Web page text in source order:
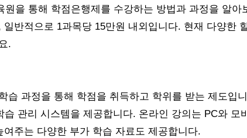
원을 통해 학점은행제를 수강하는 방법과 과정을 알아
반적으로 1과목당 15만원 내외입니다. 현재 다양한
.
습 과정을 통해 학점을 취득하고 학위를 받는 제도입
습 관리 시스템을 제공합니다. 온라인 강의는 PC와 모
여주는 다양한 부가 학습 자료도 제공합니다.